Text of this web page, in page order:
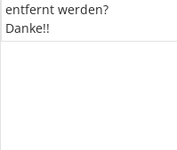
entfernt werden?
Danke!!